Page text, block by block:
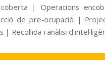
| Operacions
de pre-ocupació |
| Recollida i anàlisi